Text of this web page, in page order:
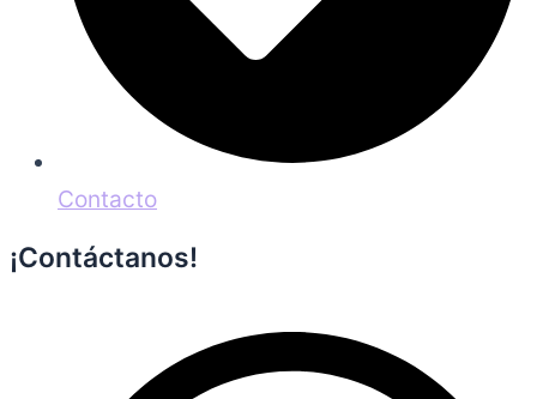
Contacto
¡Contáctanos!